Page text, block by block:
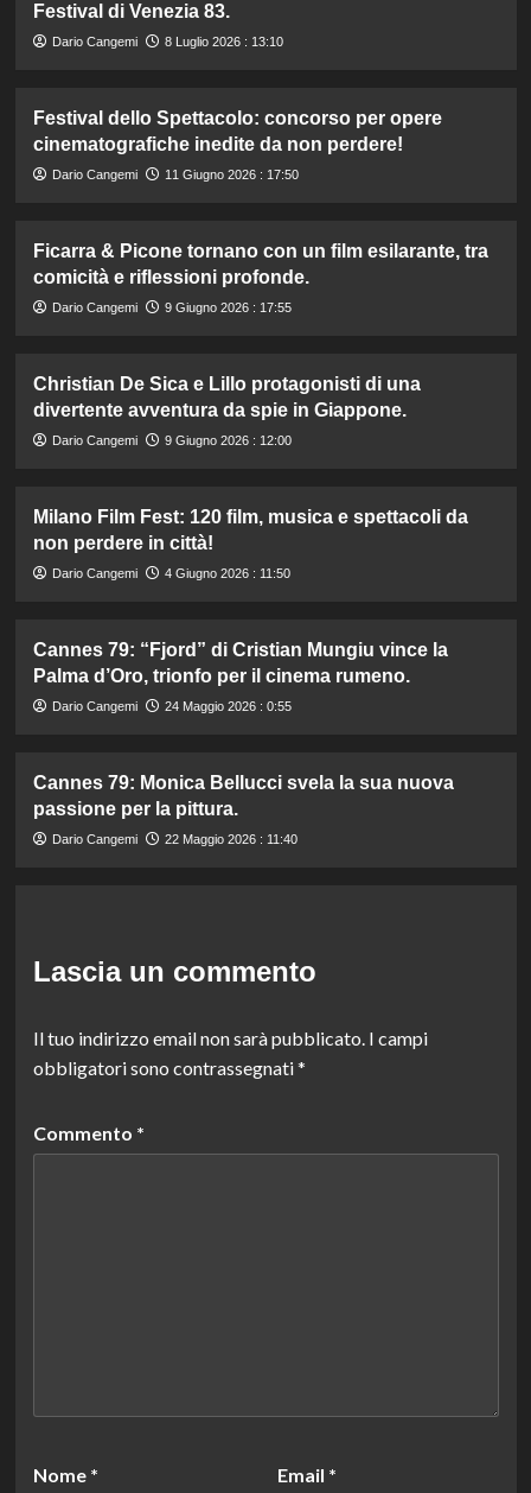
Festival di Venezia 83.
Dario Cangemi 8 Luglio 2026 : 13:10
Festival dello Spettacolo: concorso per opere
cinematografiche inedite da non perdere!
Dario Cangemi 11 Giugno 2026 : 17:50
Ficarra & Picone tornano con un film esilarante, tra
comicità e riflessioni profonde.
Dario Cangemi 9 Giugno 2026 : 17:55
Christian De Sica e Lillo protagonisti di una
divertente avventura da spie in Giappone.
Dario Cangemi 9 Giugno 2026 : 12:00
Milano Film Fest: 120 film, musica e spettacoli da
non perdere in città!
Dario Cangemi 4 Giugno 2026 : 11:50
Cannes 79: “Fjord” di Cristian Mungiu vince la
Palma d’Oro, trionfo per il cinema rumeno.
Dario Cangemi 24 Maggio 2026 : 0:55
Cannes 79: Monica Bellucci svela la sua nuova
passione per la pittura.
Dario Cangemi 22 Maggio 2026 : 11:40
Lascia un commento
Il tuo indirizzo email non sarà pubblicato. I campi
obbligatori sono contrassegnati*
Commento *
Nome * Email *